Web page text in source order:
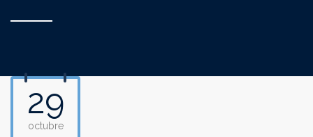
29
octubre